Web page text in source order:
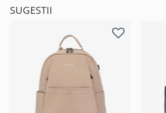
SUGESTII